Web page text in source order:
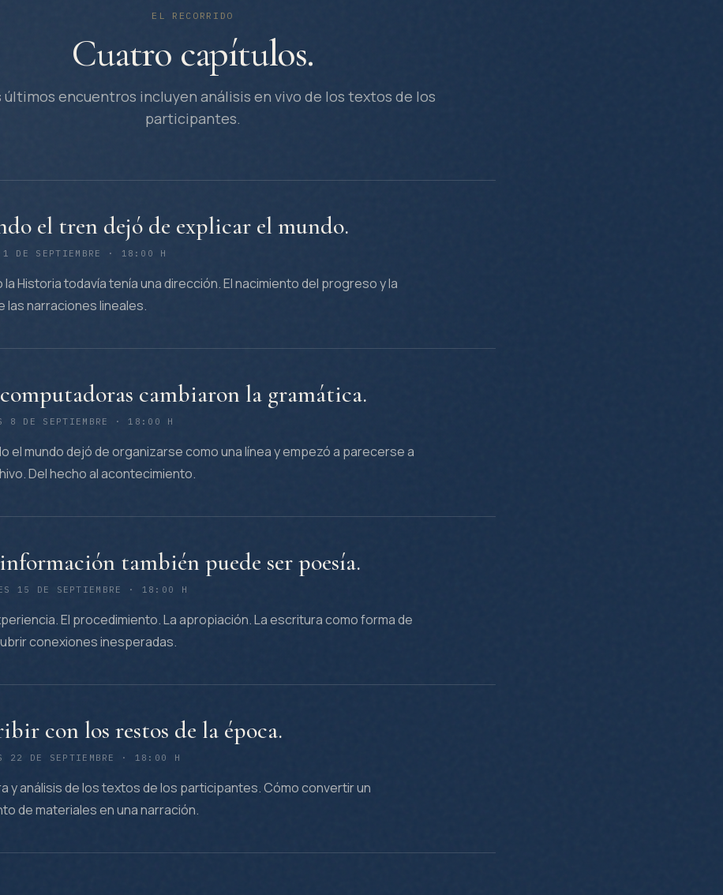
EL RECORRIDO
Cuatro capítulos.
últimos encuentros incluyen análisis en vivo de los textos de los
participantes.
el tren dejó de explicar el mundo.
1 DE SEPTIEMBRE · 18:00 H
la Historia todavía tenía una dirección. El nacimiento del progreso y la
las narraciones lineales.
cambiaron la gramática.
8 DE SEPTIEMBRE · 18:00 H
el mundo dejó de organizarse como una línea y empezó a parecerse a
Del hecho al acontecimiento.
también puede ser poesía.
15 DE SEPTIEMBRE · 18:00 H
El procedimiento. La apropiación. La escritura como forma de
conexiones inesperadas.
con los restos de la época.
22 DE SEPTIEMBRE · 18:00 H
y análisis de los textos de los participantes. Cómo convertir un
de materiales en una narración.